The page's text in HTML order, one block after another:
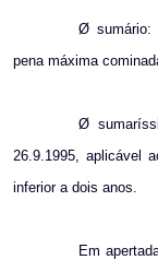
Ø sumário:
pena máxima
Ø
26.9.1995, aplicável
inferior a dois anos.
Em